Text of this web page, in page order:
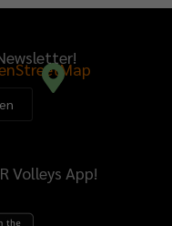
Volleys App!